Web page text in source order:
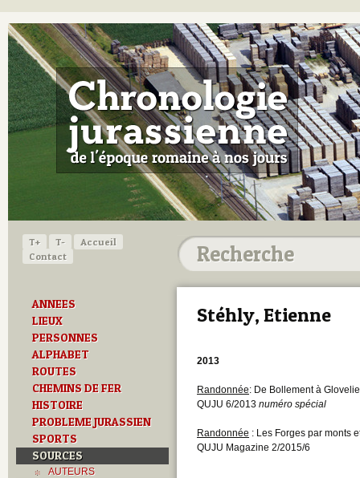
T+ T-
Accueil
Contact
ANNEES
LIEUX
PERSONNES
ALPHABET
ROUTES
CHEMINS DE FER
HISTOIRE
PROBLEME JURASSIEN
SPORTS
SOURCES
AUTEURS
Stéhly, Etienne
2013
Randonnée: De Bollement à
QUJU 6/2013 numéro spécial
Randonnée : Les Forges par monts
QUJU Magazine 2/2015/6